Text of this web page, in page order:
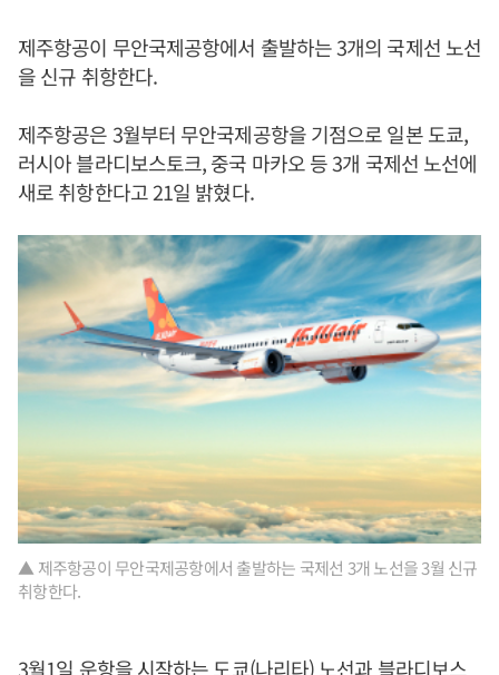
제주항공이 무안국제공항에서 출발하는 3개의 국제선 노선
을 신규 취항한다.
제주항공은 3월부터 무안국제공항을 기점으로 일본 도쿄,
러시아 블라디보스토크, 중국 마카오 등 3개 국제선 노선에
새로 취항한다고 21일 밝혔다.
▲ 제주항공이 무안국제공항에서 출발하는 국제선 3개 노선을 3월 신규
취항한다.
3월1일 운항을 시작하는 도쿄(나리타) 노선과 블라디보스